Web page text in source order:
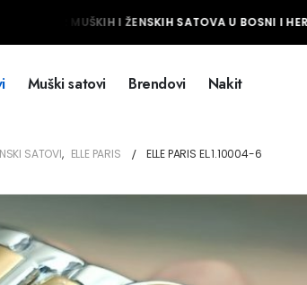
IZBOR MUŠKIH I ŽENSKIH SATOVA U BOSNI I
Muški satovi Brendovi Nakit
SATOVI, ELLE PARIS ELLE PARIS EL.1.10004-6